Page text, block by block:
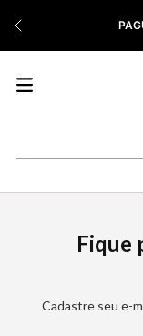
Fique
Cadastre seu e-
9º